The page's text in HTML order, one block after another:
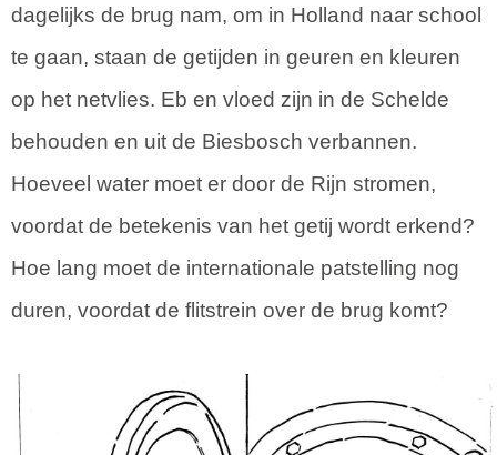
dagelijks de brug nam, om in Holland naar school
te gaan, staan de getijden in geuren en kleuren
op het netvlies. Eb en vloed zijn in de Schelde
behouden en uit de Biesbosch verbannen.
Hoeveel water moet er door de Rijn stromen,
voordat de betekenis van het getij wordt erkend?
Hoe lang moet de internationale patstelling nog
duren, voordat de flitstrein over de brug komt?